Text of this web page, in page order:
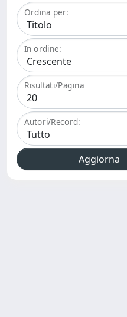
Ordina per:
In ordine:
Risultati/Pagina
Autori/Record: